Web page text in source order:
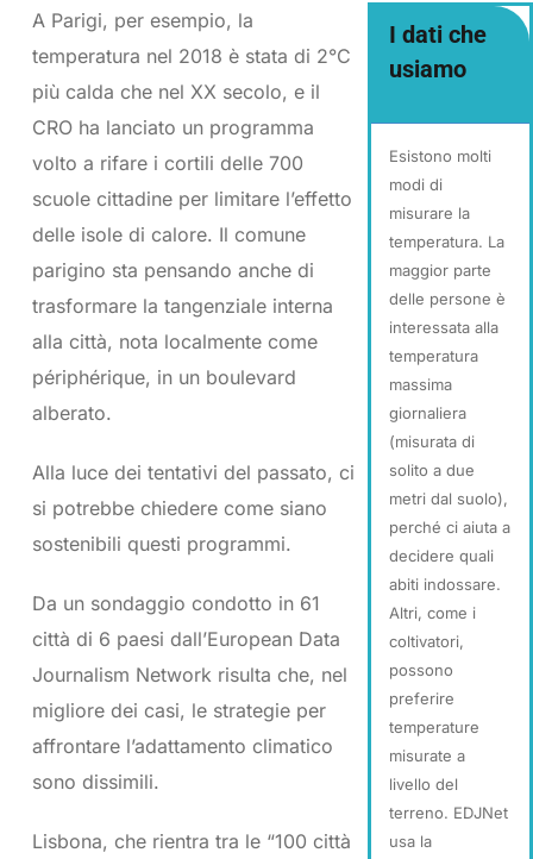
I dati che
usiamo
Esistono molti
modi di
misurare la
temperatura. La
maggior parte
delle persone è
interessata alla
temperatura
massima
giornaliera
(misurata di
solito a due
metri dal suolo),
perché ci aiuta a
decidere quali
abiti indossare.
Altri, come i
coltivatori,
possono
preferire
temperature
misurate a
livello del
terreno. EDJNet
usa la
A Parigi, per esempio, la
temperatura nel 2018 è stata di 2°C
più calda che nel XX secolo, e il
CRO ha lanciato un programma
volto a rifare i cortili delle 700
scuole cittadine per limitare l’effetto
delle isole di calore. Il comune
parigino sta pensando anche di
trasformare la tangenziale interna
alla città, nota localmente come
périphérique, in un boulevard
alberato.
Alla luce dei tentativi del passato, ci
si potrebbe chiedere come siano
sostenibili questi programmi.
Da un sondaggio condotto in 61
città di 6 paesi dall’European Data
Journalism Network risulta che, nel
migliore dei casi, le strategie per
affrontare l’adattamento climatico
sono dissimili.
Lisbona, che rientra tra le “100 città